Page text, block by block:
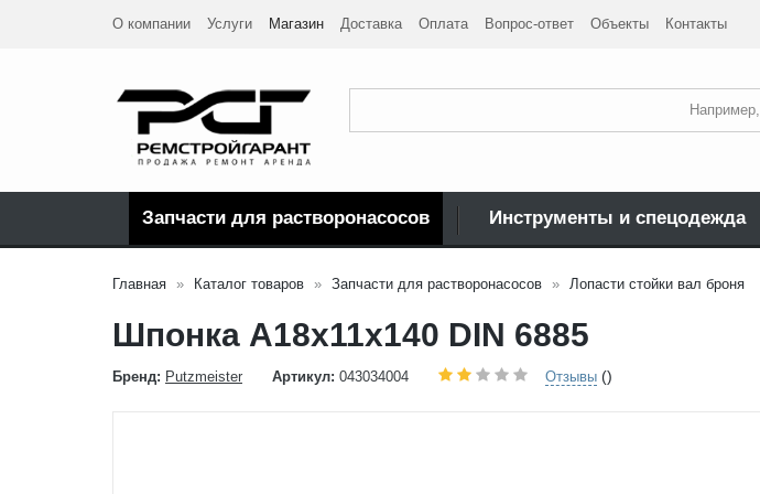
О компании Услуги Магазин Доставка Оплата Вопрос-ответ Объекты Контакты
Например,
Запчасти для растворонасосов Инструменты и спецодежда
Главная Каталог товаров Запчасти для растворонасосов Лопасти стойки вал броня
Шпонка А18x11x140 DIN 6885
Бренд: Putzmeister Артикул: 043034004 Отзывы ()